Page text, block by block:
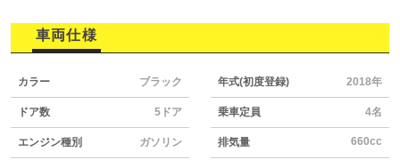
車両仕様
カラー ブラック 年式(初度登録) 2018年
ドア数 5ドア 乗車定員 4名
エンジン種別 ガソリン 排気量 660cc